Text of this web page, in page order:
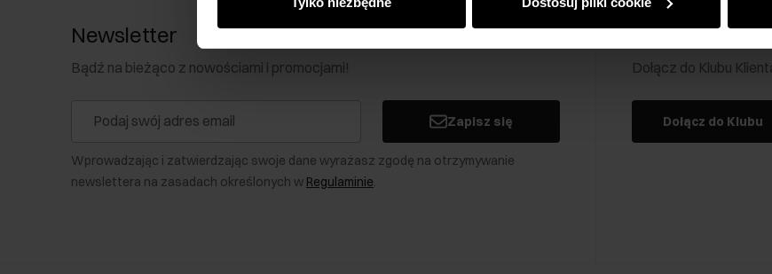
Newsletter
Bądź na bieżąco z nowościami i promocjami!
Zapisz się
Wprowadzając i zatwierdzając swoje dane wyrażasz zgodę na otrzymywanie
newslettera na zasadach określonych w Regulaminie.
Klub Klienta
Dołącz do Klubu
Dołącz do Klubu